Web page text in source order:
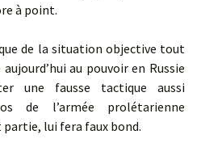
à point.
de la situation objective tout
au pouvoir en Russie
une fausse tactique aussi
de l’armée prolétarienne
lui fera faux bond.